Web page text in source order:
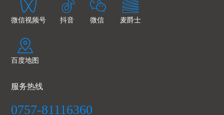
微信视频号 抖音 微信 麦爵士
百度地图
服务热线
0757-81116360